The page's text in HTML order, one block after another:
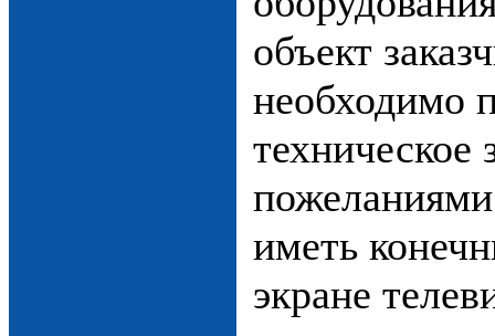
объект
необходимо
техническое
иметь
экране